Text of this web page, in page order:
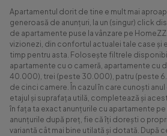
Apartamentul dorit de tine e mult mai
generoasă de anunțuri, la un (singur) click
de apartamente puse la vânzare pe
vizionezi, din confortul actualei tale case și
timp pentru asta. Folosește filtrele
apartamente cu o cameră, apartamente cu
40.000), trei (peste 30.000), patru (peste
de cinci camere. În cazul în care cunoști
etajul și suprafața utilă, completează și
în fața ta exact anunțurile cu apartamente
anunțurile după preț, fie că îți dorești o
variantă cât mai bine utilată și dotată. După